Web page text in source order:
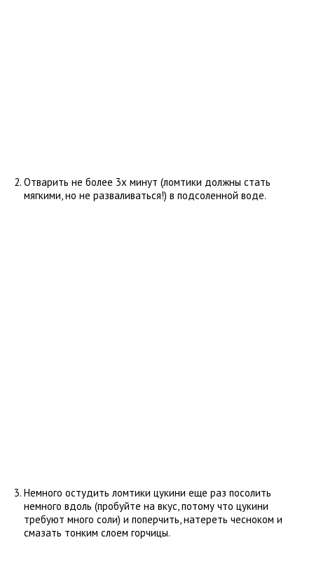
Отварить не более 3х минут (ломтики должны стать
мягкими, но не разваливаться!) в подсоленной воде.
Немного остудить ломтики цукини еще раз посолить
немного вдоль (пробуйте на вкус, потому что цукини
требуют много соли) и поперчить, натереть чесноком и
смазать тонким слоем горчицы.